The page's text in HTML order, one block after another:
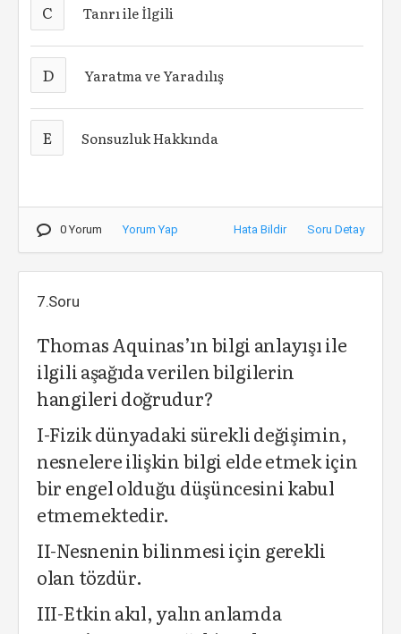
C Tanrı ile İlgili
D Yaratma ve Yaradılış
E Sonsuzluk Hakkında
0 Yorum Yorum Yap Hata Bildir Soru Detay
7.Soru
Thomas Aquinas’ın bilgi anlayışı ile
ilgili aşağıda verilen bilgilerin
hangileri doğrudur?
I-Fizik dünyadaki sürekli değişimin,
nesnelere ilişkin bilgi elde etmek için
bir engel olduğu düşüncesini kabul
etmemektedir.
II-Nesnenin bilinmesi için gerekli
olan tözdür.
III-Etkin akıl, yalın anlamda